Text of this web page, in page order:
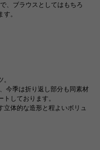
、ブラウスとしてはもちろ
。
今季は折り返し部分も同素材
しております。
立体的な造形と程よいボリュ